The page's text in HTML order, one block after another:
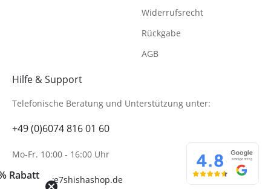
Rabatt
Hilfe & Support
Telefonische Beratung und Unterstützung unter:
+49 (0)6074 816 01 60
Mo-Fr. 10:00 - 16:00 Uhr
info@wolke7shishashop.de
Widerrufsrecht
Rückgabe
AGB